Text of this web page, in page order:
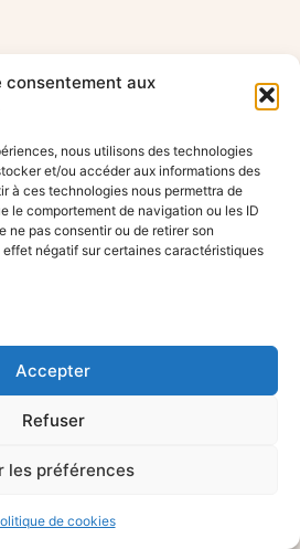
consentement aux
nous utilisons des technologies
et/ou accéder aux informations des
à ces technologies nous permettra de
le comportement de navigation ou les ID
ne pas consentir ou de retirer son
négatif sur certaines caractéristiques
Accepter
Refuser
les préférences
de cookies